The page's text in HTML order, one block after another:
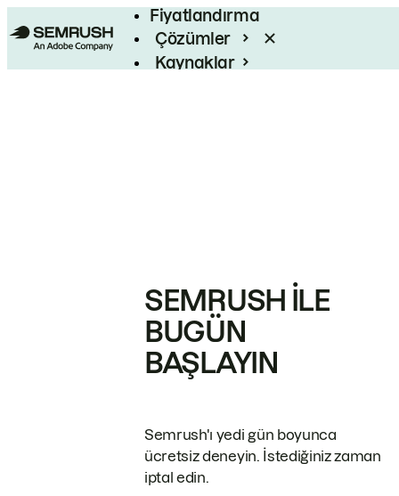
Fiyatlandırma
Çözümler
Kaynaklar
SEMRUSH ILE
BUGÜN
BAŞLAYIN
Semrush'ı yedi gün boyunca
ücretsiz deneyin. İstediğiniz zaman
iptal edin.